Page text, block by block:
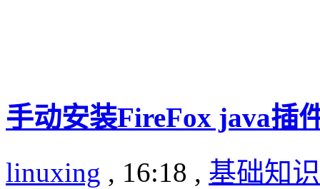
手动安装FireFox java插
linuxing , 16:18 , 基础知识